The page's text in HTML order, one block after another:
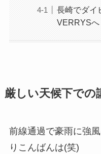
長崎でダイ
VERRYSへ
厳しい天候下での
前線通過で豪雨に強
りこんばんは(笑)